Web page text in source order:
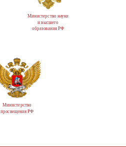
Министерство науки
и высшего
образования РФ
Министерство
просвещения РФ